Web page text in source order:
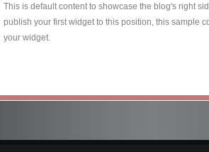
This is default content to showcase the blog's right
publish your first widget to this position, this sample
your widget.